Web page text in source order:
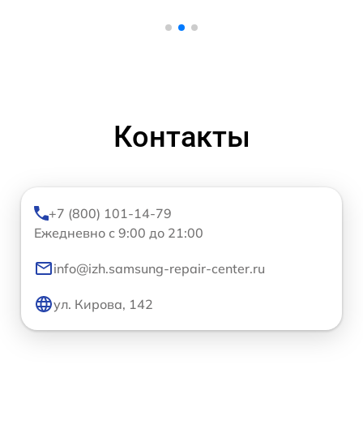
Контакты
+7 (800) 101-14-79
Ежедневно с 9:00 до 21:00
info@izh.samsung-repair-center.ru
ул. Кирова, 142